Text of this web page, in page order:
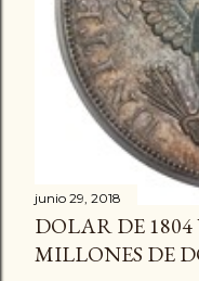
junio 29, 2018
DOLAR DE
MILLONES DE